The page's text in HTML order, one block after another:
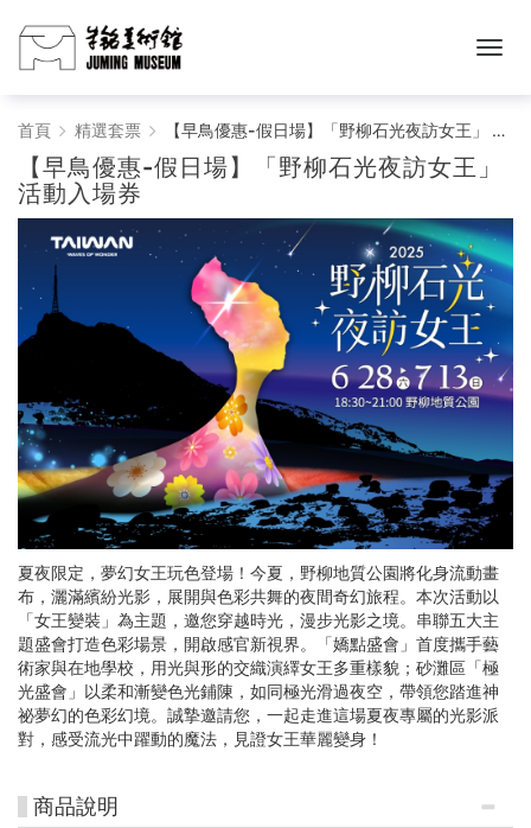
朱
銘
美
術
館
票
網
站
首頁 精選套票 【早鳥優惠-假日場】「野柳石光夜訪女王」 活動入場券
【早鳥優惠-假日場】「野柳石光夜訪女王」
活動入場券
夏夜限定，夢幻女王玩色登場！今夏，野柳地質公園將化身流動畫
布，灑滿繽紛光影，展開與色彩共舞的夜間奇幻旅程。本次活動以
「女王變裝」為主題，邀您穿越時光，漫步光影之境。串聯五大主
題盛會打造色彩場景，開啟感官新視界。「嬌點盛會」首度攜手藝
術家與在地學校，用光與形的交織演繹女王多重樣貌；砂灘區「極
光盛會」以柔和漸變色光鋪陳，如同極光滑過夜空，帶領您踏進神
祕夢幻的色彩幻境。誠摯邀請您，一起走進這場夏夜專屬的光影派
對，感受流光中躍動的魔法，見證女王華麗變身！
商品說明